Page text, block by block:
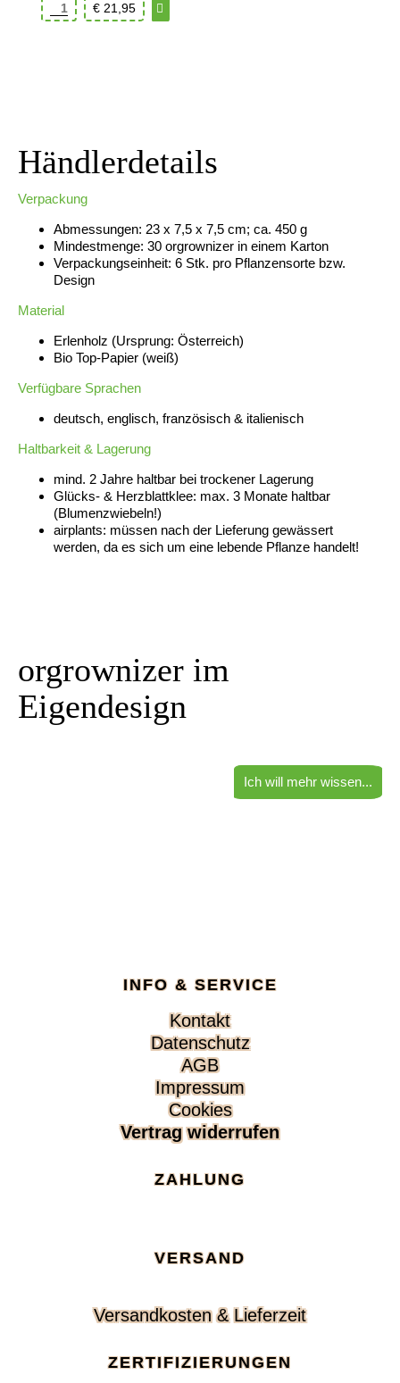
€21,95
Händlerdetails
Verpackung
Abmessungen: 23 x 7,5 x 7,5 cm; ca. 450 g
Mindestmenge: 30 orgrownizer in einem Karton
Verpackungseinheit: 6 Stk. pro Pflanzensorte bzw.
Design
Material
Erlenholz (Ursprung: Österreich)
Bio Top-Papier (weiß)
Verfügbare Sprachen
deutsch, englisch, französisch & italienisch
Haltbarkeit & Lagerung
mind. 2 Jahre haltbar bei trockener Lagerung
Glücks- & Herzblattklee: max. 3 Monate haltbar
(Blumenzwiebeln!)
airplants: müssen nach der Lieferung gewässert
werden, da es sich um eine lebende Pflanze handelt!
orgrownizer im
Eigendesign
Ich will mehr wissen...
INFO & SERVICE
Navigation
überspringen
Kontakt
Datenschutz
AGB
Impressum
Cookies
Vertrag widerrufen
ZAHLUNG
VERSAND
Navigation
Versandkosten & Lieferzeit
ZERTIFIZIERUNGEN